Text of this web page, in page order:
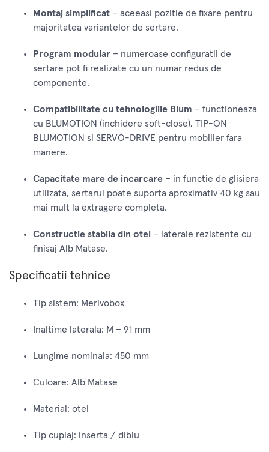
Montaj simplificat – aceeasi pozitie de fixare pentru
majoritatea variantelor de sertare.
Program modular – numeroase configuratii de
sertare pot fi realizate cu un numar redus de
componente.
Compatibilitate cu tehnologiile Blum – functioneaza
cu BLUMOTION (inchidere soft-close), TIP-ON
BLUMOTION si SERVO-DRIVE pentru mobilier fara
manere.
Capacitate mare de incarcare – in functie de glisiera
utilizata, sertarul poate suporta aproximativ 40 kg sau
mai mult la extragere completa.
Constructie stabila din otel – laterale rezistente cu
finisaj Alb Matase.
Specificatii tehnice
Tip sistem: Merivobox
Inaltime laterala: M – 91 mm
Lungime nominala: 450 mm
Culoare: Alb Matase
Material: otel
Tip cuplaj: inserta / diblu